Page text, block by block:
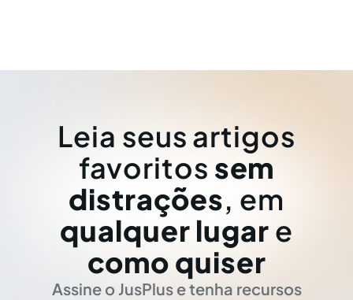
Leia seus artigos
favoritos sem
distrações, em
qualquer lugar e
como quiser
Assine o JusPlus e tenha recursos